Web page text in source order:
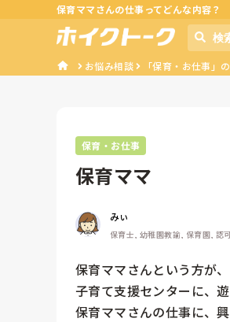
保育ママさんの仕事ってどんな内容？
お悩み相談 「保育・お仕事」
保育・お仕事
保育ママ
みぃ
保育士, 幼稚園教諭, 保育園, 認
保育ママさんという方が
子育て支援センターに、
保育ママさんの仕事に、興